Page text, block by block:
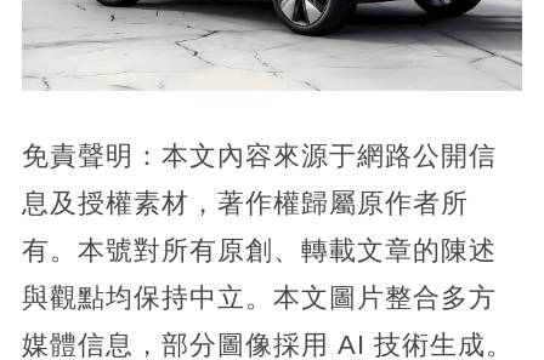
免責聲明：本文內容來源于網路公開信
息及授權素材，著作權歸屬原作者所
有。本號對所有原創、轉載文章的陳述
與觀點均保持中立。本文圖片整合多方
媒體信息，部分圖像採用 AI 技術生成。